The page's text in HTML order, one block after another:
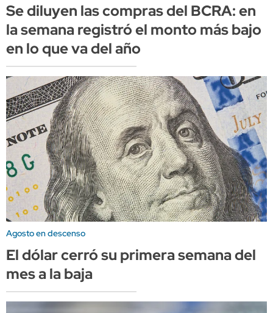
Se diluyen las compras del BCRA: en
la semana registró el monto más bajo
en lo que va del año
Agosto en descenso
El dólar cerró su primera semana del
mes a la baja